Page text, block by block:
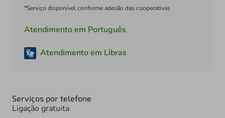
*Serviço disponível conforme adesão das cooperativas
Atendimento em Português
Atendimento em Libras
Serviços por telefone
Ligação gratuita